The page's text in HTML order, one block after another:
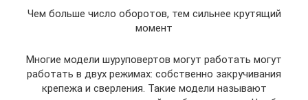
Чем больше число оборотов, тем сильнее крутящий
момент
Многие модели шуруповертов могут работать могут
работать в двух режимах: собственно закручивания
крепежа и сверления. Такие модели называют